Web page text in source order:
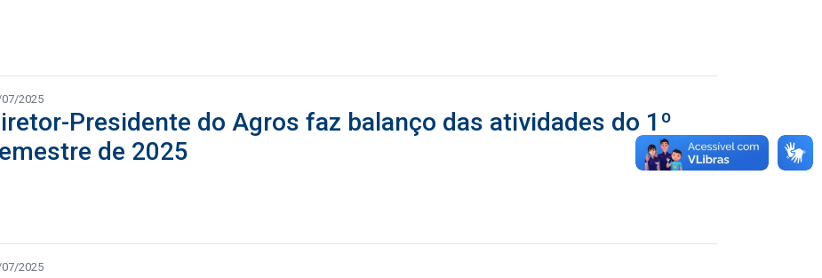
2025
Presidente do Agros faz balanço das atividades do 1º
de 2025
2025